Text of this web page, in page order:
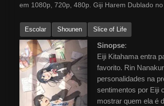
em 1080p, 720p, 480p. Giji Harem Dublado
Escolar Shounen Slice of Life
Sinopse:
Eiji Kitahama entra
favorito. Rin
personalidades na
sentimentos por Eiji
mostrar quem ela é